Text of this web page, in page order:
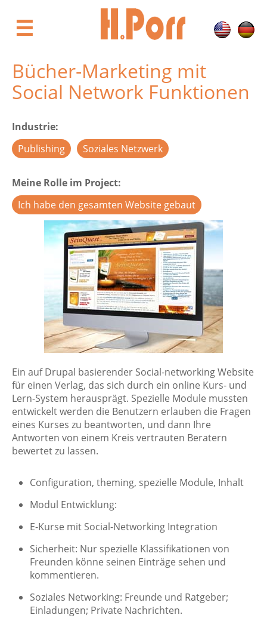
zum
Inhalt☰
Bücher-Marketing mit
Social Network Funktionen
Industrie
Publishing
Soziales Netzwerk
Meine Rolle im Project
Ich habe den gesamten Website gebaut
Ein auf Drupal basierender Social-networking Website
für einen Verlag, das sich durch ein online Kurs- und
Lern-System herausprägt. Spezielle Module mussten
entwickelt werden die Benutzern erlauben die Fragen
eines Kurses zu beantworten, und dann Ihre
Antworten von einem Kreis vertrauten Beratern
bewertet zu lassen.
Configuration, theming, spezielle Module, Inhalt
Modul Entwicklung:
E-Kurse mit Social-Networking Integration
Sicherheit: Nur spezielle Klassifikationen von
Freunden könne seinen Einträge sehen und
kommentieren.
Soziales Networking: Freunde und Ratgeber;
Einladungen; Private Nachrichten.